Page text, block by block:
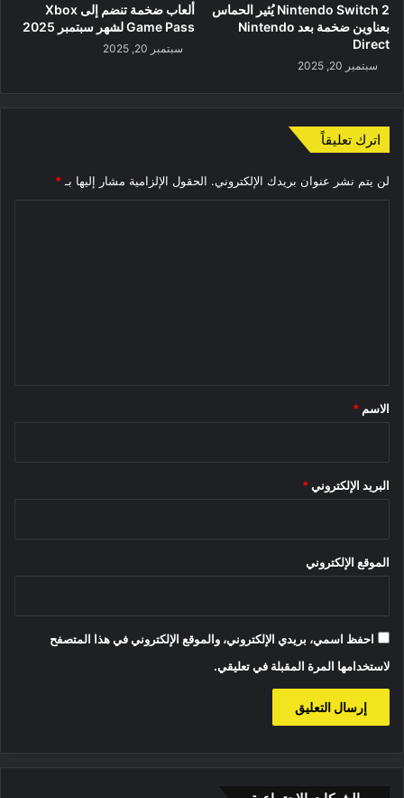
Nintendo Switch 2 يُثير الحماس
بعناوين ضخمة بعد Nintendo
Direct
سبتمبر 20, 2025
ألعاب ضخمة تنضم إلى Xbox
Game Pass لشهر سبتمبر 2025
سبتمبر 20, 2025
اترك تعليقاً
لن يتم نشر عنوان بريدك الإلكتروني. الحقول الإلزامية مشار إليها بـ *
*
الاسم *
البريد الإلكتروني *
الموقع الإلكتروني
احفظ اسمي، بريدي الإلكتروني، والموقع الإلكتروني في هذا المتصفح
لاستخدامها المرة المقبلة في تعليقي.